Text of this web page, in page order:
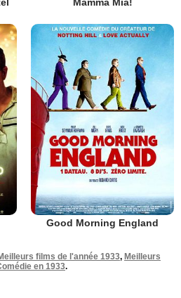
Good Morning England
films de l'année 1933, Meilleurs
en 1933.